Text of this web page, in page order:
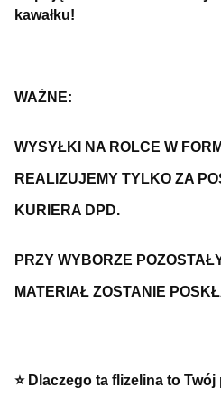
kawałku!
WAŻNE:
WYSYŁKI NA ROLCE W
REALIZUJEMY TYLKO ZA
KURIERA DPD.
PRZY WYBORZE
MATERIAŁ ZOSTANIE
⭐️ Dlaczego ta flizelina to